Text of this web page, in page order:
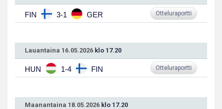
FIN 3-1 GER Otteluraportti
Lauantaina 16.05.2026 klo 17.20
HUN 1-4 FIN Otteluraportti
Maanantaina 18.05.2026 klo 17.20